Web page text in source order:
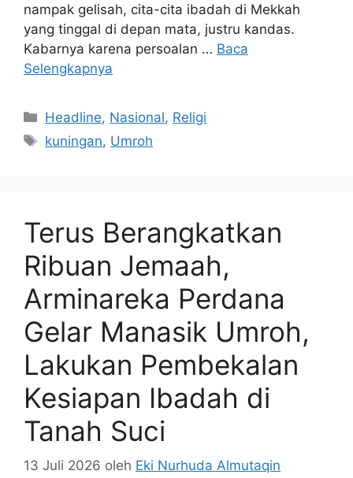
nampak gelisah, cita-cita ibadah di Mekkah
yang tinggal di depan mata, justru kandas.
Kabarnya karena persoalan … Baca
Selengkapnya
Kategori
Headline, Nasional, Religi
Tag
kuningan, Umroh
Terus Berangkatkan
Ribuan Jemaah,
Arminareka Perdana
Gelar Manasik Umroh,
Lakukan Pembekalan
Kesiapan Ibadah di
Tanah Suci
13 Juli 2026 oleh Eki Nurhuda Almutaqin